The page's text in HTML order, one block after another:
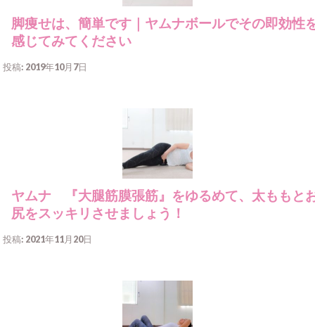
脚痩せは、簡単です｜ヤムナボールでその即効性
感じてみてください
投稿: 2019年10月7日
ヤムナ 『大腿筋膜張筋』をゆるめて、太ももと
尻をスッキリさせましょう！
投稿: 2021年11月20日